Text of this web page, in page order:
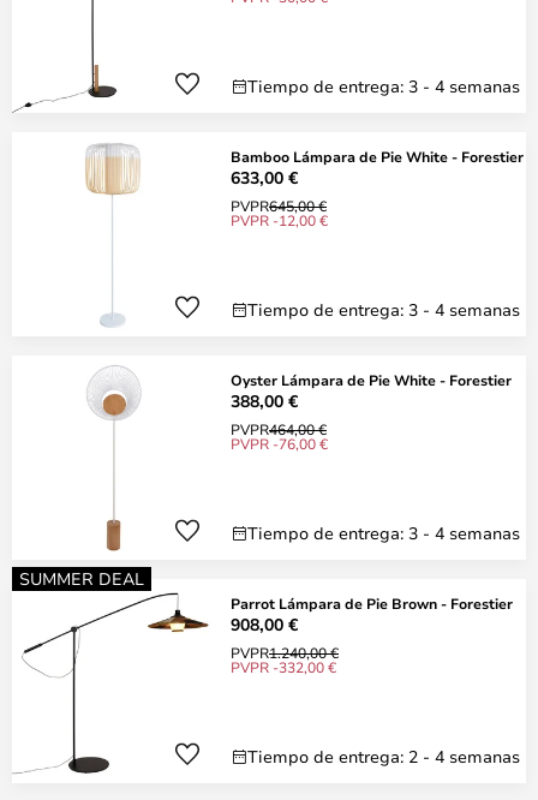
Tiempo de entrega: 3 - 4 semanas
Bamboo Lámpara de Pie White - Forestier
633,00 €
PVPR645,00 €
PVPR -12,00 €
Tiempo de entrega: 3 - 4 semanas
Oyster Lámpara de Pie White - Forestier
388,00 €
PVPR464,00 €
PVPR -76,00 €
Tiempo de entrega: 3 - 4 semanas
SUMMER DEAL
Parrot Lámpara de Pie Brown - Forestier
908,00 €
PVPR1.240,00 €
PVPR -332,00 €
Tiempo de entrega: 2 - 4 semanas